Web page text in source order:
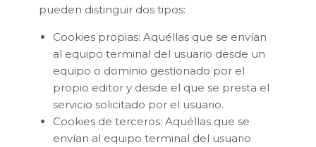
pueden distinguir dos tipos:
Cookies propias: Aquéllas que se envían
al equipo terminal del usuario desde un
equipo o dominio gestionado por el
propio editor y desde el que se presta el
servicio solicitado por el usuario.
Cookies de terceros: Aquéllas que se
envían al equipo terminal del usuario